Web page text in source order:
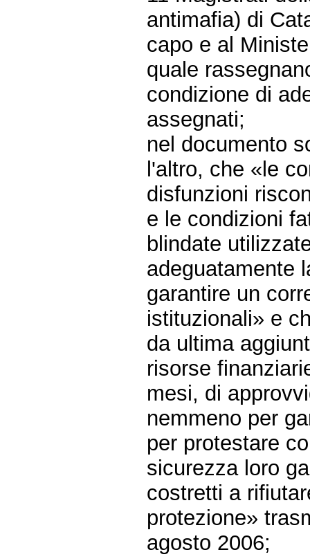
antimafia) di
capo e al
quale
condizione di
assegnati;
nel documento
l'altro, che «le
disfunzioni
e le condizioni
blindate
adeguatamente
garantire un
istituzionali» e
da ultima
risorse
mesi, di
nemmeno per
per protestare
sicurezza loro
costretti a
protezione»
agosto 2006;